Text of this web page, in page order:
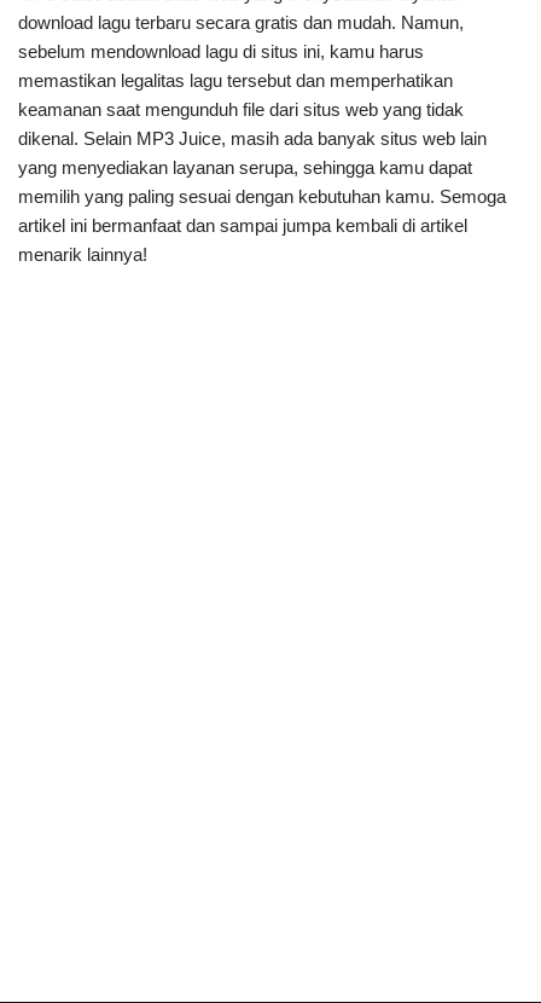
download lagu terbaru secara gratis dan mudah. Namun,
sebelum mendownload lagu di situs ini, kamu harus
memastikan legalitas lagu tersebut dan memperhatikan
keamanan saat mengunduh file dari situs web yang tidak
dikenal. Selain MP3 Juice, masih ada banyak situs web lain
yang menyediakan layanan serupa, sehingga kamu dapat
memilih yang paling sesuai dengan kebutuhan kamu. Semoga
artikel ini bermanfaat dan sampai jumpa kembali di artikel
menarik lainnya!